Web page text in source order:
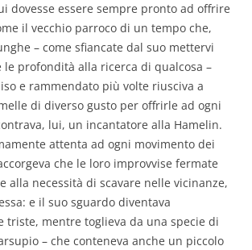
dovesse essere sempre pronto ad offrire
il vecchio parroco di un tempo che,
– come sfiancate dal suo mettervi
le profondità alla ricerca di qualcosa –
e rammendato più volte riusciva a
di diverso gusto per offrirle ad ogni
lui, un incantatore alla Hamelin.
attenta ad ogni movimento dei
che le loro improvvise fermate
alla necessità di scavare nelle vicinanze,
e il suo sguardo diventava
triste, mentre toglieva da una specie di
– che conteneva anche un piccolo